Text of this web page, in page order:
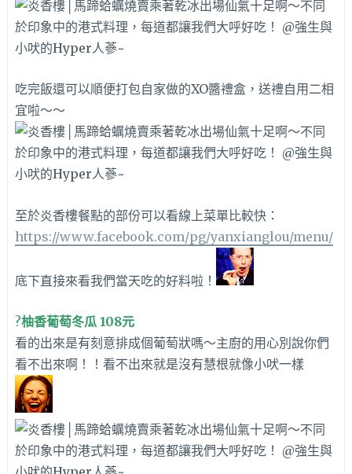
吃完飯還可以順便打包自家做的XO醬禮盒，送禮自用二相
宜啦～～
至於炎香樓餐點的部份可以看線上菜單比較快：
https://www.facebook.com/pg/yanxianglou/menu/
底下直接來看我們當天吃的好料啦！
?柚香葡萄冬瓜 108元
看的出來是有刻意排成個葡萄狀嗎～主廚的用心別說你們
看不出來啊！！看不出來就是沒有慧根就像小吠一樣